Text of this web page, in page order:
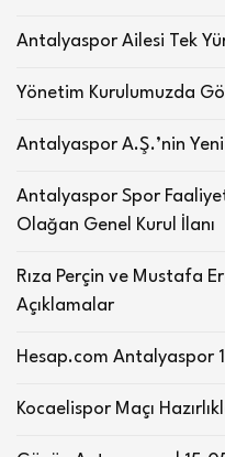
Antalyaspor Ailesi Tek
Yönetim Kurulumuzda
Antalyaspor A.Ş.’nin
Antalyaspor Spor
Olağan Genel Kurul İlanı
Rıza Perçin ve Mustafa
Açıklamalar
Hesap.com Antalyaspor
Kocaelispor Maçı